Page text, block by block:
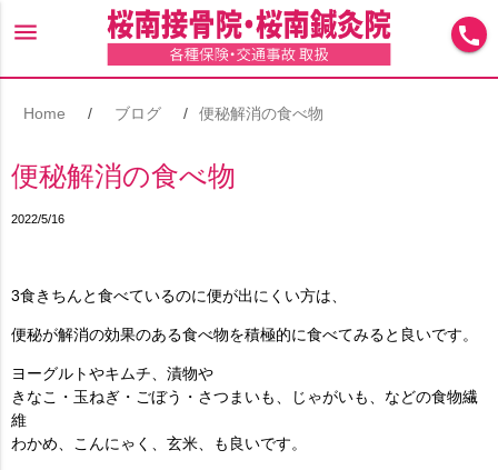
menu call
Home ブログ 便秘解消の食べ物
便秘解消の食べ物
2022/5/16
3食きちんと食べているのに便が出にくい方は、
便秘が解消の効果のある食べ物を積極的に食べてみると良いです。
ヨーグルトやキムチ、漬物や
きなこ・玉ねぎ・ごぼう・さつまいも、じゃがいも、などの食物繊
維
わかめ、こんにゃく、玄米、も良いです。